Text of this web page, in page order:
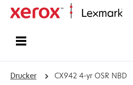
Drucker CX942 4-yr OSR NBD